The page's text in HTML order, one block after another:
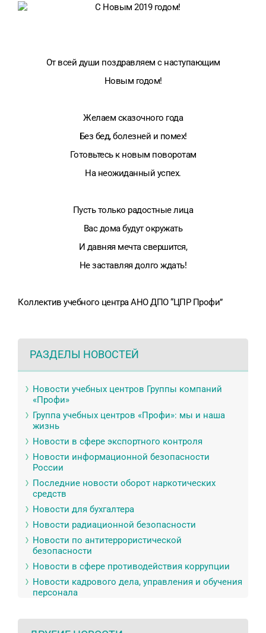
От всей души поздравляем с наступающим
Новым годом!
Желаем сказочного года
Без бед, болезней и помех!
Готовьтесь к новым поворотам
На неожиданный успех.
Пусть только радостные лица
Вас дома будут окружать
И давняя мечта свершится,
Не заставляя долго ждать!
Коллектив учебного центра АНО ДПО “ЦПР Профи”
РАЗДЕЛЫ НОВОСТЕЙ
Новости учебных центров Группы компаний
«Профи»
Группа учебных центров «Профи»: мы и наша
жизнь
Новости в сфере экспортного контроля
Новости информационной безопасности
России
Последние новости оборот наркотических
средств
Новости для бухгалтера
Новости радиационной безопасности
Новости по антитеррористической
безопасности
Новости в сфере противодействия коррупции
Новости кадрового дела, управления и обучения
персонала